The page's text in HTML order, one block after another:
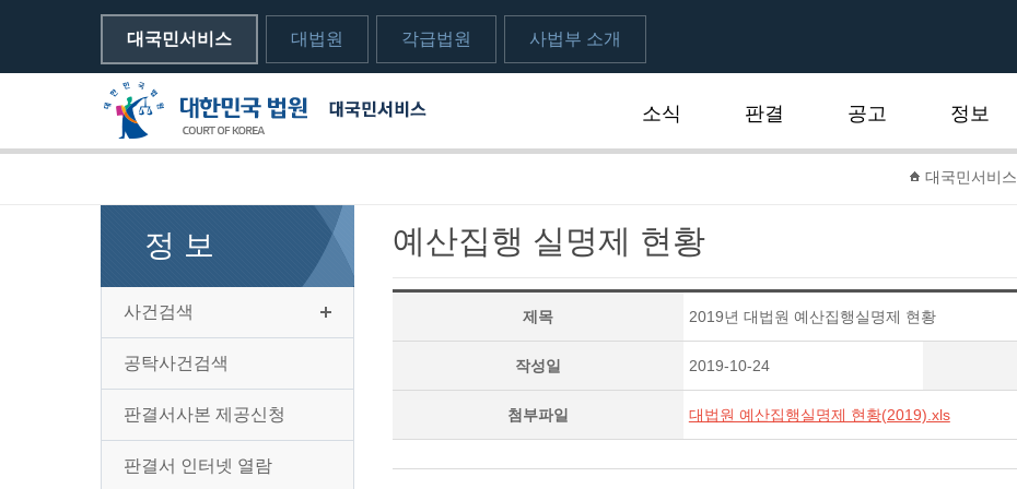
대국민서비스 대법원 각급법원 사법부 소개
소식 판결 공고 정보
메뉴전체보기
대국민서비스
정 보
사건검색
공탁사건검색
판결서사본 제공신청
판결서 인터넷 열람
예산집행 실명제 현황
제목 2019년 대법원 예산집행실명제 현황
작성일 2019-10-24
첨부파일 대법원 예산집행실명제 현황(2019).xls